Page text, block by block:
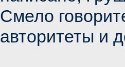
Смело
авторитеты и